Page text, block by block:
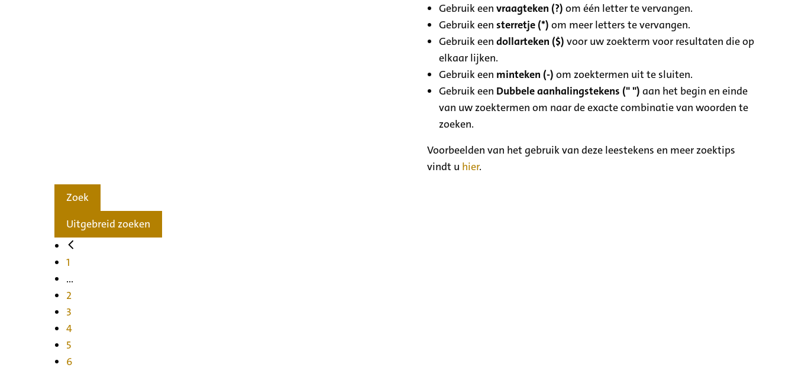
Gebruik eenvraagteken (?) om één letter te vervangen.
Gebruik eensterretje (*) om meer letters te vervangen.
Gebruik eendollarteken ($) voor uw zoekterm voor resultaten die op
elkaar lijken.
Gebruik een minteken (-) om zoektermen uit te sluiten.
Gebruik een Dubbele aanhalingstekens (" ") aan het begin en einde
van uw zoektermen om naar de exacte combinatie van woorden te
zoeken.
Voorbeelden van het gebruik van deze leestekens en meer zoektips
vindt u hier.
Zoek
Uitgebreid zoeken
1
...
2
3
4
5
6